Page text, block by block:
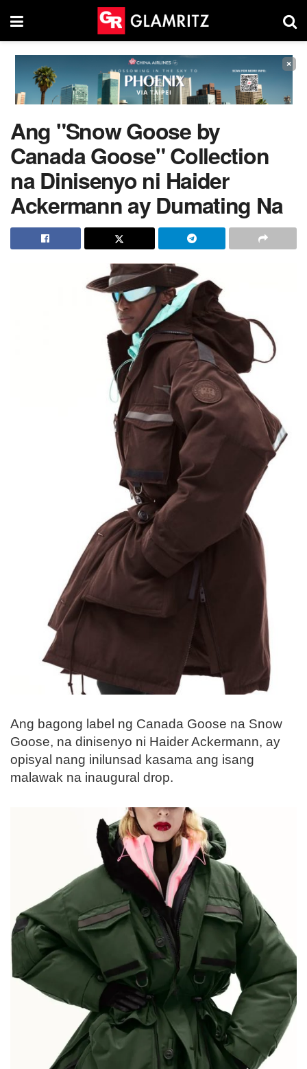
×
Ang "Snow Goose by
Canada Goose" Collection
na Dinisenyo ni Haider
Ackermann ay Dumating Na
Ang bagong label ng Canada Goose na Snow
Goose, na dinisenyo ni Haider Ackermann, ay
opisyal nang inilunsad kasama ang isang
malawak na inaugural drop.